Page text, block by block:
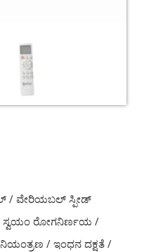
/ ವೇರಿಯಬಲ್ ಸ್ಪೀಡ್
/ ಸ್ವಯಂ ರೋಗನಿರ್ಣಯ /
/ ಇಂಧನ ದಕ್ಷತೆ /